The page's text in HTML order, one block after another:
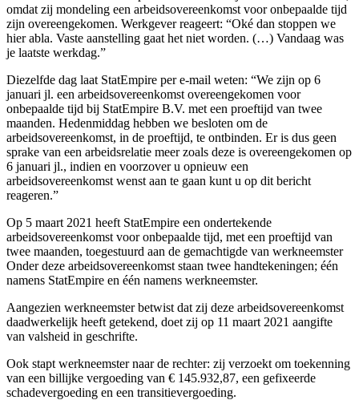
omdat zij mondeling een arbeidsovereenkomst voor onbepaalde tijd
zijn overeengekomen. Werkgever reageert: “Oké dan stoppen we
hier abla. Vaste aanstelling gaat het niet worden. (…) Vandaag was
je laatste werkdag.”
Diezelfde dag laat StatEmpire per e-mail weten: “We zijn op 6
januari jl. een arbeidsovereenkomst overeengekomen voor
onbepaalde tijd bij StatEmpire B.V. met een proeftijd van twee
maanden. Hedenmiddag hebben we besloten om de
arbeidsovereenkomst, in de proeftijd, te ontbinden. Er is dus geen
sprake van een arbeidsrelatie meer zoals deze is overeengekomen op
6 januari jl., indien en voorzover u opnieuw een
arbeidsovereenkomst wenst aan te gaan kunt u op dit bericht
reageren.”
Op 5 maart 2021 heeft StatEmpire een ondertekende
arbeidsovereenkomst voor onbepaalde tijd, met een proeftijd van
twee maanden, toegestuurd aan de gemachtigde van werkneemster
Onder deze arbeidsovereenkomst staan twee handtekeningen; één
namens StatEmpire en één namens werkneemster.
Aangezien werkneemster betwist dat zij deze arbeidsovereenkomst
daadwerkelijk heeft getekend, doet zij op 11 maart 2021 aangifte
van valsheid in geschrifte.
Ook stapt werkneemster naar de rechter: zij verzoekt om toekenning
van een billijke vergoeding van € 145.932,87, een gefixeerde
schadevergoeding en een transitievergoeding.